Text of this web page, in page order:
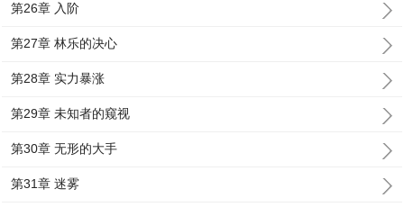
第26章 入阶
第27章 林乐的决心
第28章 实力暴涨
第29章 未知者的窥视
第30章 无形的大手
第31章 迷雾